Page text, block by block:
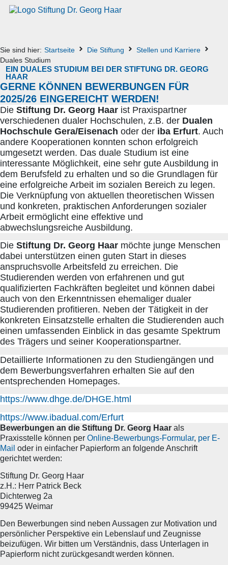
Sie sind hier: Startseite Die Stiftung
Stellen und Karriere
Duales Studium
EIN DUALES STUDIUM BEI DER STIFTUNG DR. GEORG
HAAR
GERNE KÖNNEN BEWERBUNGEN FÜR
2025/26 EINGEREICHT WERDEN!
Die Stiftung Dr. Georg Haar ist Praxispartner
verschiedenen dualer Hochschulen, z.B. der Dualen
Hochschule Gera/Eisenach oder der iba Erfurt. Auch
andere Kooperationen konnten schon erfolgreich
umgesetzt werden. Das duale Studium ist eine
interessante Möglichkeit, eine sehr gute Ausbildung in
dem Berufsfeld zu erhalten und so die Grundlagen für
eine erfolgreiche Arbeit im sozialen Bereich zu legen.
Die Verknüpfung von aktuellen theoretischen Wissen
und konkreten, praktischen Anforderungen sozialer
Arbeit ermöglicht eine effektive und
abwechslungsreiche Ausbildung.
Die Stiftung Dr. Georg Haar möchte junge Menschen
dabei unterstützen einen guten Start in dieses
anspruchsvolle Arbeitsfeld zu erreichen. Die
Studierenden werden von erfahrenen und gut
qualifizierten Fachkräften begleitet und können dabei
auch von den Erkenntnissen ehemaliger dualer
Studierenden profitieren. Neben der Tätigkeit in der
konkreten Einsatzstelle erhalten die Studierenden auch
einen umfassenden Einblick in das gesamte Spektrum
des Trägers und seiner Kooperationspartner.
Detaillierte Informationen zu den Studiengängen und
dem Bewerbungsverfahren erhalten Sie auf den
entsprechenden Homepages.
https://www.dhge.de/DHGE.html
https://www.ibadual.com/Erfurt
Bewerbungen an die Stiftung Dr. Georg Haar als
Praxisstelle können per Online-Bewerbungs-Formular, per E-
Mail oder in einfacher Papierform an folgende Anschrift
gerichtet werden:
Stiftung Dr. Georg Haar
z.H.: Herr Patrick Beck
Dichterweg 2a
99425 Weimar
Den Bewerbungen sind neben Aussagen zur Motivation und
persönlicher Perspektive ein Lebenslauf und Zeugnisse
beizufügen. Wir bitten um Verständnis, dass Unterlagen in
Papierform nicht zurückgesandt werden können.